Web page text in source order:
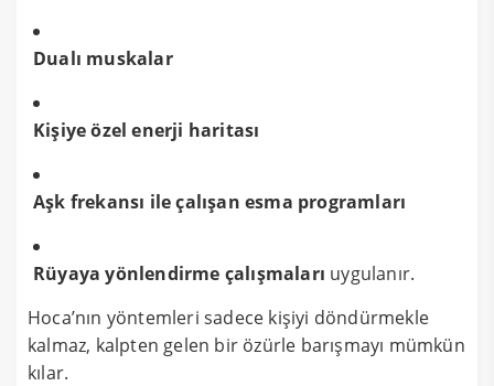
Dualı muskalar
Kişiye özel enerji haritası
Aşk frekansı ile çalışan esma programları
Rüyaya yönlendirme çalışmaları uygulanır.
Hoca’nın yöntemleri sadece kişiyi döndürmekle
kalmaz, kalpten gelen bir özürle barışmayı mümkün
kılar.